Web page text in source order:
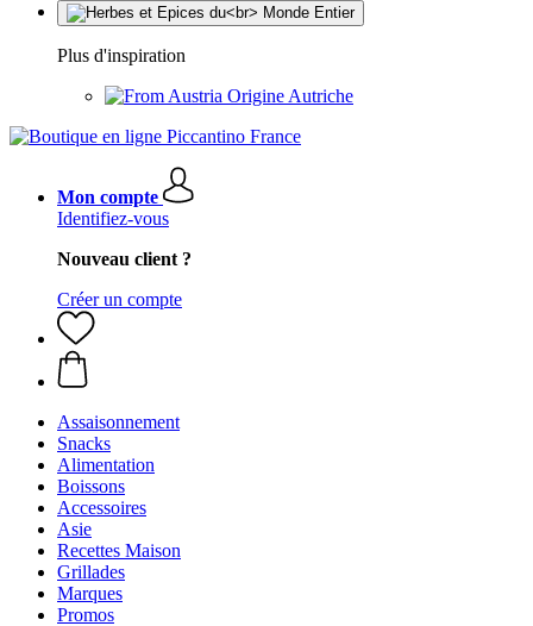
Plus d'inspiration
Origine Autriche
Mon compte
Identifiez-vous
Nouveau client ?
Créer un compte
Assaisonnement
Snacks
Alimentation
Boissons
Accessoires
Asie
Recettes Maison
Grillades
Marques
Promos